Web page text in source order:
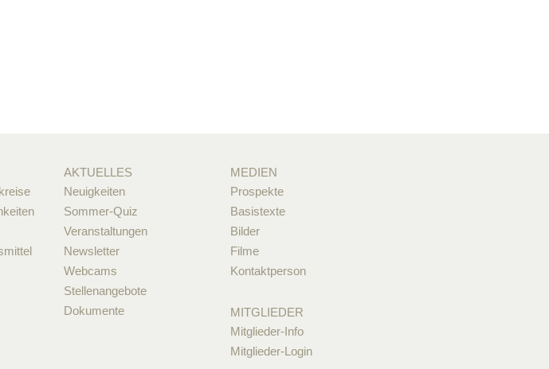
AKTUELLES
Neuigkeiten
Sommer-Quiz
Veranstaltungen
Newsletter
Webcams
Stellenangebote
Dokumente
MEDIEN
Prospekte
Basistexte
Bilder
Filme
Kontaktperson
MITGLIEDER
Mitglieder-Info
Mitglieder-Login